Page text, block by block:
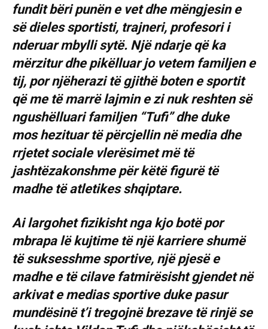
fundit bëri punën e vet dhe mëngjesin e
së dieles sportisti, trajneri, profesori i
nderuar mbylli sytë. Një ndarje që ka
mërzitur dhe pikëlluar jo vetem familjen e
tij, por njëherazi të gjithë boten e sportit
që me të marrë lajmin e zi nuk reshten së
ngushëlluari familjen “Tufi” dhe duke
mos hezituar të përcjellin në media dhe
rrjetet sociale vlerësimet më të
jashtëzakonshme për këtë figurë të
madhe të atletikes shqiptare.
Ai largohet fizikisht nga kjo botë por
mbrapa lë kujtime të një karriere shumë
të suksesshme sportive, një pjesë e
madhe e të cilave fatmirësisht gjendet në
arkivat e medias sportive duke pasur
mundësinë t’i tregojnë brezave të rinjë se